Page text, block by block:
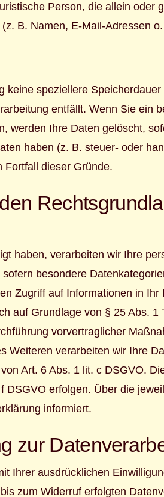
Person, die allein oder
B. Namen, E-Mail-Adressen
keine speziellere
entfällt. Wenn Sie ein
werden Ihre Daten gelöscht,
haben (z. B. steuer- oder
Fortfall dieser Gründe.
haben, verarbeiten wir Ihre
besondere
Zugriff auf Informationen in
auf Grundlage von § 25 Abs.
vorvertraglicher
Weiteren verarbeiten wir Ihre
Art. 6 Abs. 1 lit. c DSGVO.
DSGVO erfolgen. Über die
informiert.
zur
Ihrer ausdrücklichen
zum Widerruf erfolgten